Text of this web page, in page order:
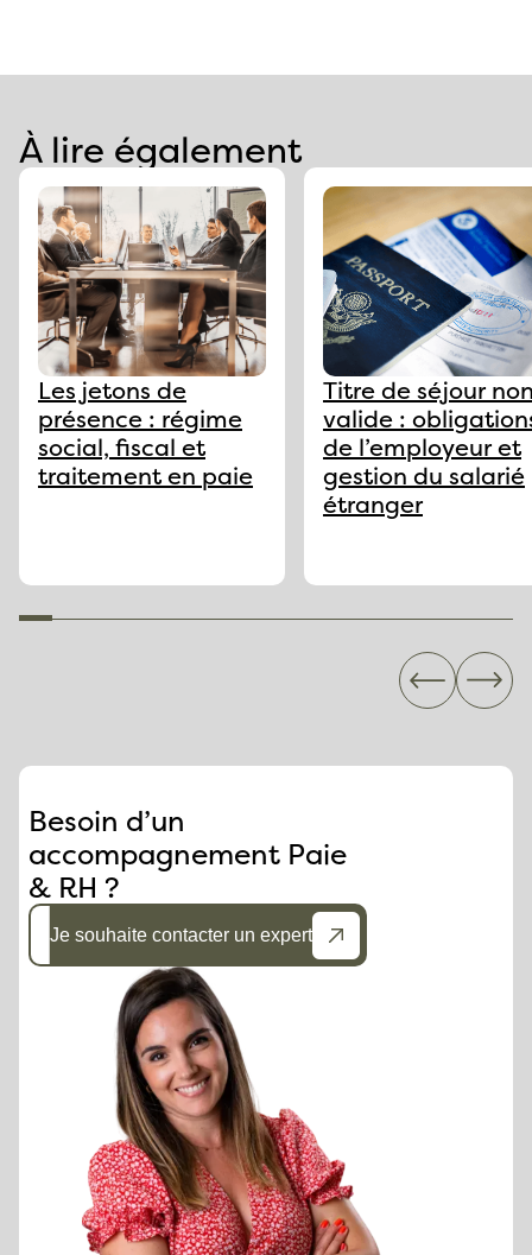
À lire également
Les jetons de
présence : régime
social, fiscal et
traitement en paie
Titre de séjour
valide :
de l’employeur et
gestion du salarié
étranger
Besoin d’un
accompagnement Paie
& RH ?
Je souhaite contacter un expert